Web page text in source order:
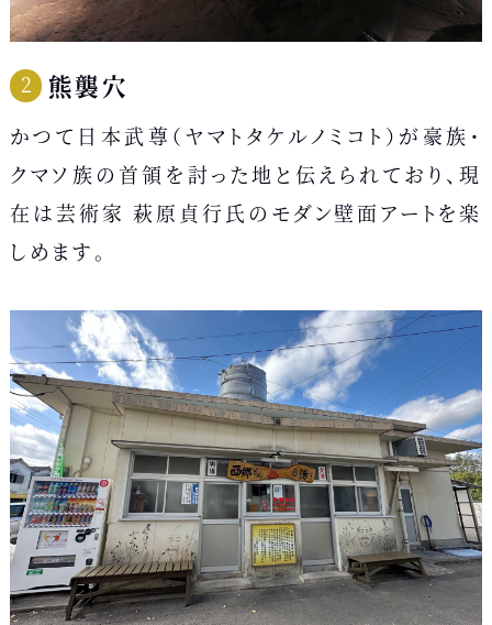
熊襲穴
かつて日本武尊（ヤマトタケルノミコト）が豪族・
クマソ族の首領を討った地と伝えられており、現
在は芸術家 萩原貞行氏のモダン壁面アートを楽
しめます。